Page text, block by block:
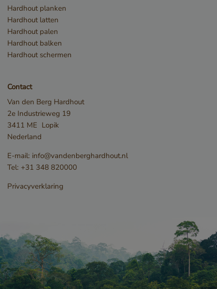
Hardhout planken
Hardhout latten
Hardhout palen
Hardhout balken
Hardhout schermen
Contact
Van den Berg Hardhout
2e Industrieweg 19
3411 ME Lopik
Nederland
E-mail: info@vandenberghardhout.nl
Tel: +31 348 820000
Privacyverklaring
Opslagverklaring
CookieCodeCache
Lokale
opslag
_li_id.bfbd.expires
Lokale
opslag
e8fb0cc6-1659-4b41-bdce-
8575fb5200aa_sleakPopupTriggered
Sessiesopslag